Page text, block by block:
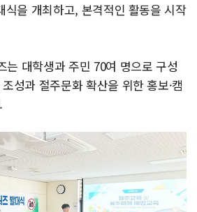
식을 개최하고, 본격적인 활동을 시작
는 대학생과 주민 70여 명으로 구성
성과 절주문화 확산을 위한 홍보·캠